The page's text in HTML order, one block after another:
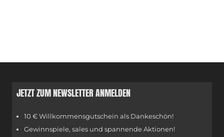
JETZT ZUM NEWSLETTER ANMELDEN
10 € Willkommensgutschein als Dankeschön!
Gewinnspiele, sales und spannende Aktionen!